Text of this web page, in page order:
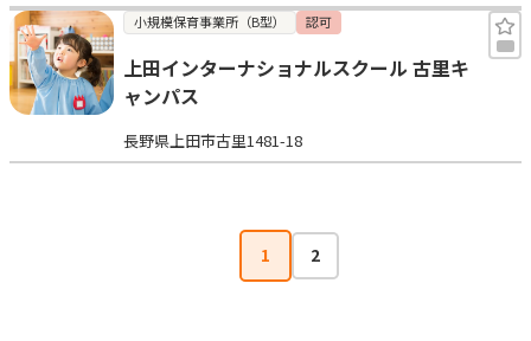
小規模保育事業所（B型） 認可
上田インターナショナルスクール 古里キ
ャンパス
長野県上田市古里1481-18
1 2